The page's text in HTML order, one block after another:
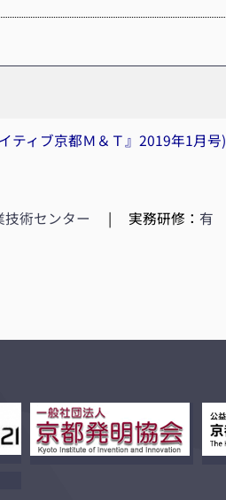
ティブ京都Ｍ＆Ｔ』2019年1月号)
技術センター | 実務研修：有